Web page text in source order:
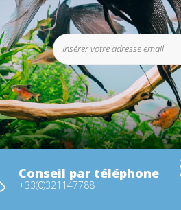
Conseil par téléphone
+33(0)321147788